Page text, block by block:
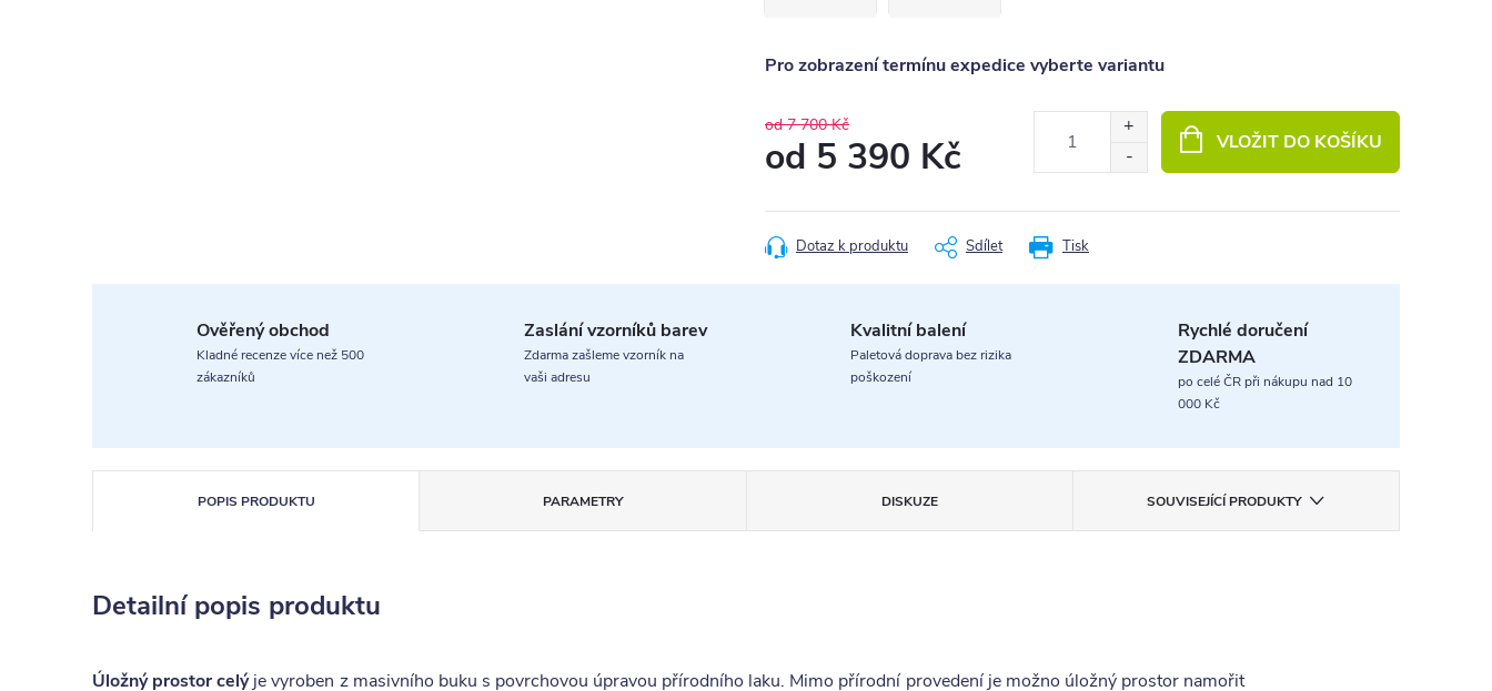
Pro zobrazení termínu expedice vyberte variantu
od 7 700 Kč
od 5 390 Kč
cena:
VLOŽIT DO KOŠÍKU
Tisk
Dotaz k produktu Sdílet
Ověřený obchod
Kladné recenze více než 500
zákazníků
Zaslání vzorníků barev
Zdarma zašleme vzorník na
vaši adresu
Kvalitní balení
Paletová doprava bez rizika
poškození
Rychlé doručení
ZDARMA
po celé ČR při nákupu nad 10
000 Kč
POPIS PRODUKTU DISKUZE SOUVISEJÍCÍ PRODUKTY
PARAMETRY
Detailní popis produktu
Úložný prostor celýje vyroben z masivního buku s povrchovou úpravou přírodního laku. Mimo přírodní provedení je možno úložný prostor namořit